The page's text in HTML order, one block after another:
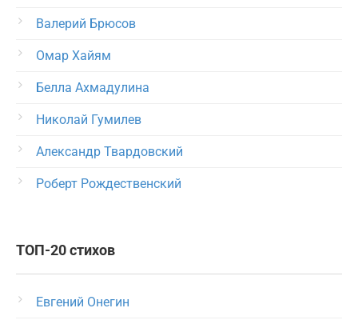
Валерий Брюсов
Омар Хайям
Белла Ахмадулина
Николай Гумилев
Александр Твардовский
Роберт Рождественский
ТОП-20 стихов
Евгений Онегин